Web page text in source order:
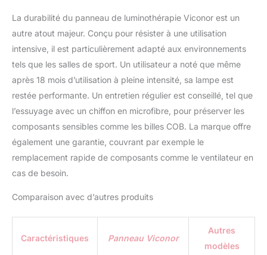
La durabilité du panneau de luminothérapie Viconor est un
autre atout majeur. Conçu pour résister à une utilisation
intensive, il est particulièrement adapté aux environnements
tels que les salles de sport. Un utilisateur a noté que même
après 18 mois d’utilisation à pleine intensité, sa lampe est
restée performante. Un entretien régulier est conseillé, tel que
l’essuyage avec un chiffon en microfibre, pour préserver les
composants sensibles comme les billes COB. La marque offre
également une garantie, couvrant par exemple le
remplacement rapide de composants comme le ventilateur en
cas de besoin.
Comparaison avec d’autres produits
Caractéristiques Panneau Viconor
Autres
modèles